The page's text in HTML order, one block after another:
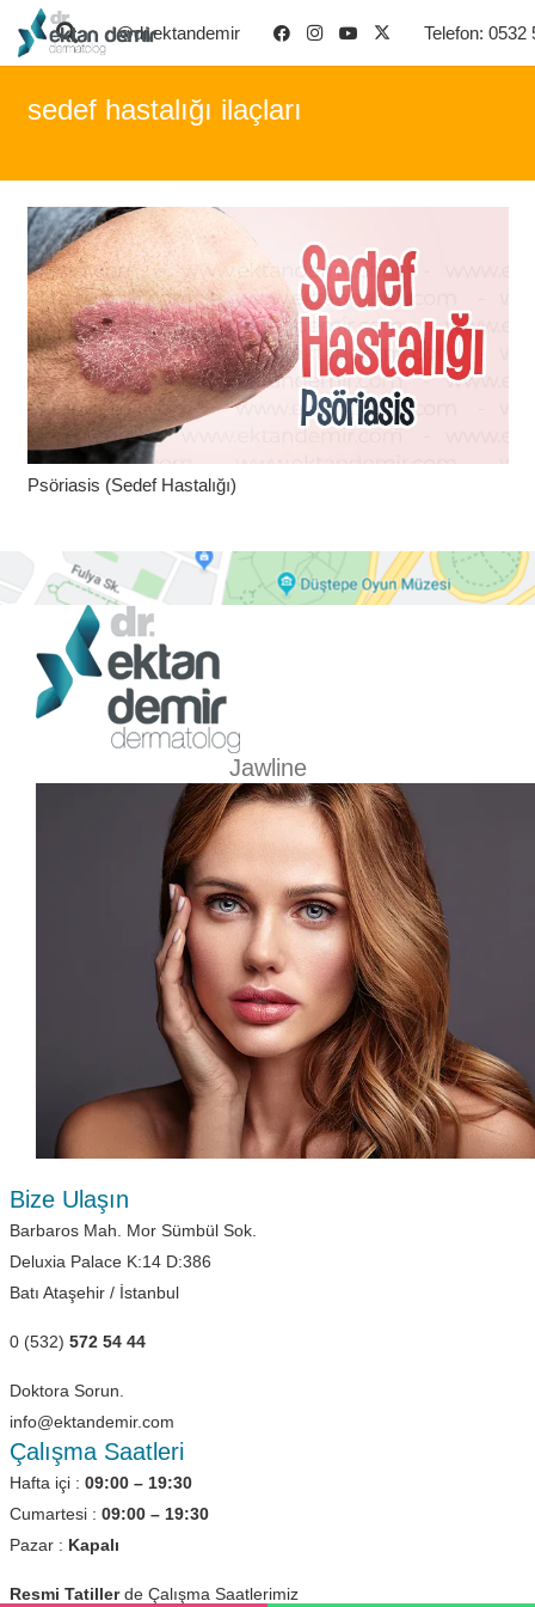
@dr.ektandemir Telefon: 0532
sedef hastalığı ilaçları
Psöriasis (Sedef Hastalığı)
Jawline
Bize Ulaşın
Barbaros Mah. Mor Sümbül Sok.
Deluxia Palace K:14 D:386
Batı Ataşehir / İstanbul
0 (532) 572 54 44
Doktora Sorun.
info@ektandemir.com
Çalışma Saatleri
Hafta içi : 09:00 – 19:30
Cumartesi : 09:00 – 19:30
Pazar : Kapalı
Resmi Tatillerde Çalışma Saatlerimiz